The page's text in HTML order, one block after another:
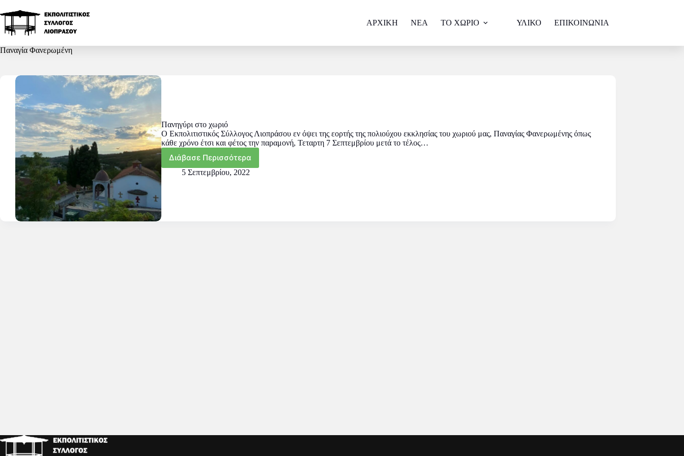
ΑΡΧΙΚΗ NEA ΤΟ ΧΩΡΙΟ ΥΛΙΚΟ ΕΠΙΚΟΙΝΩΝΙΑ
Παναγία Φανερωμένη
Πανηγύρι στο χωριό
Ο Εκπολιτιστικός Σύλλογος Λιοπράσου εν όψει της εορτής της πολιούχου εκκλησίας του χωριού μας, Παναγίας Φανερωμένης όπως
κάθε χρόνο έτσι και φέτος την παραμονή, Τεταρτη 7 Σεπτεμβρίου μετά το τέλος…
Διάβασε Περισσότερα
5 Σεπτεμβρίου, 2022